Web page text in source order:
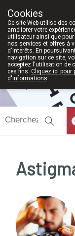
Cookies
Ce site Web utilise des
améliorer votre
utilisateur ainsi que pour
nos services et offres à
d'intérêts. En
navigation sur ce site,
acceptez l'utilisation de
ces fins. Cliquez ici pour
d'informations.